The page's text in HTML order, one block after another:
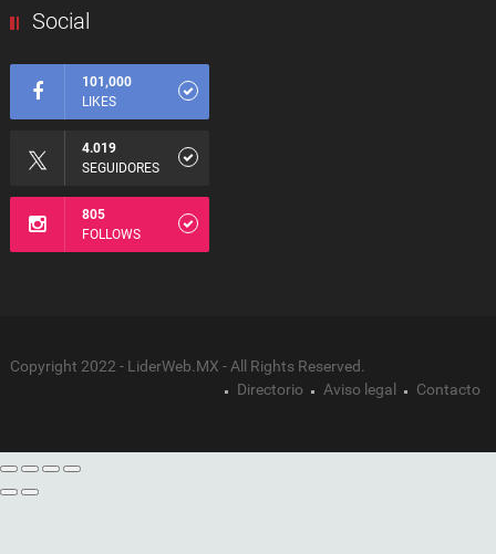
Social
101,000
LIKES
4.019
SEGUIDORES
805
FOLLOWS
Copyright 2022 - LiderWeb.MX - All Rights Reserved.
Directorio
Aviso legal Contacto